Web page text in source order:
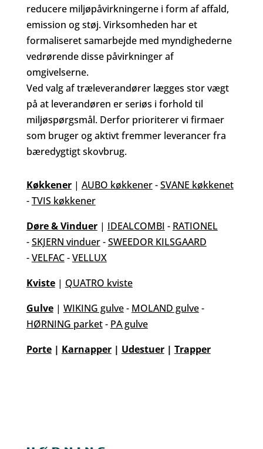
reducere miljøpåvirkningerne i form af affald,
emission og støj. Virksomheden har et
formaliseret samarbejde med myndighederne
vedrørende disse påvirkninger af
omgivelserne.
Ved valg af træleverandører lægges stor vægt
på at leverandøren er seriøs i forhold til
miljøspørgsmål. Derfor prioriterer vi firmaer
som bruger og aktivt fremmer leverancer fra
bæredygtigt skovbrug.
Køkkener| AUBO køkkener-SVANE køkkenet
-TVIS køkkener
Døre & Vinduer| IDEALCOMBI - RATIONEL
-SKJERN vinduer-SWEEDOR KILSGAARD
-VELFAC-VELLUX
Kviste| QUATRO kviste
Gulve| WIKING gulve- MOLAND gulve-
HØRNING parket- PA gulve
Porte| Karnapper| Udestuer| Trapper